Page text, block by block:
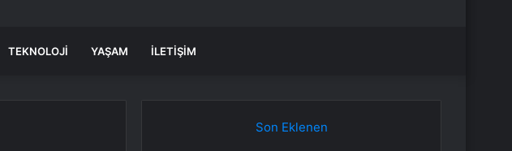
TEKNOLOJI YAŞAM İLETIŞIM
Son Eklenen